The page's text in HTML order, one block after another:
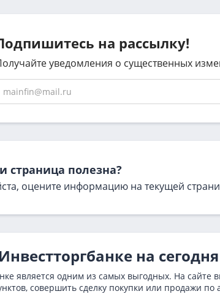
на рассылку!
уведомления о существенных
страница полезна?
оцените информацию на текущей
на сегодня
является одним из самых выгодных. На сайте
совершить сделку покупки или продажи по